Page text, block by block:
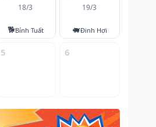
18/3
🐕Bính Tuất
19/3
🐖Đinh Hợi
5 6